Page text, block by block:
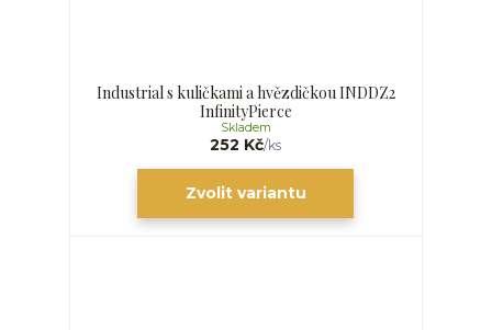
Industrial s kuličkami a hvězdičkou INDDZ2
InfinityPierce
252 Kč/ks
Skladem
Zvolit variantu